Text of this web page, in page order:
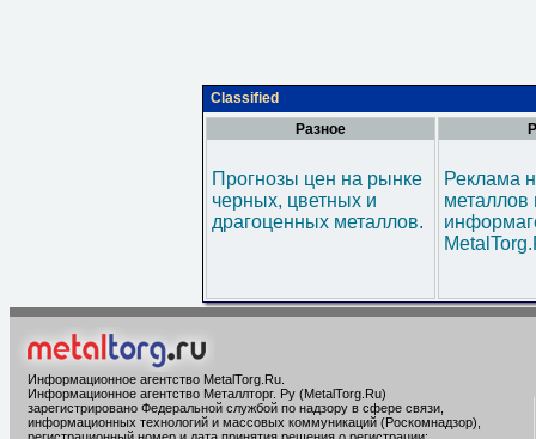
Classified
Разное
Прогнозы цен на рынке
черных, цветных и
драгоценных металлов.
Реклама
металлов
Информационное агентство MetalTorg.Ru
Информационное агентство Металлторг. Ру (MetalTorg.Ru)
зарегистрировано Федеральной службой по надзору в сфере связи,
информационных технологий и массовых коммуникаций (Роскомнадзор),